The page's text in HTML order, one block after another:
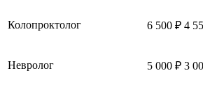
Колопроктолог 6 500 ₽ 4
Невролог 5 000 ₽ 3